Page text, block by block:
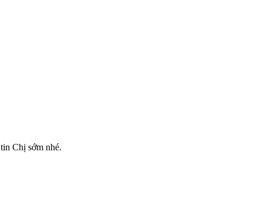
Chị sớm nhé.